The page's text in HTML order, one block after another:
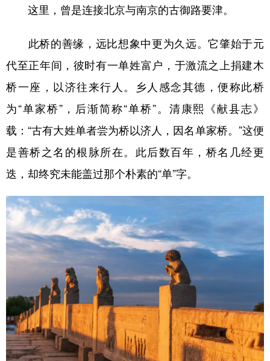
这里，曾是连接北京与南京的古御路要津。
此桥的善缘，远比想象中更为久远。它肇始于元
代至正年间，彼时有一单姓富户，于激流之上捐建木
桥一座，以济往来行人。乡人感念其德，便称此桥
为“单家桥”，后渐简称“单桥”。清康熙《献县志》
载：“古有大姓单者尝为桥以济人，因名单家桥。”这便
是善桥之名的根脉所在。此后数百年，桥名几经更
迭，却终究未能盖过那个朴素的“单”字。